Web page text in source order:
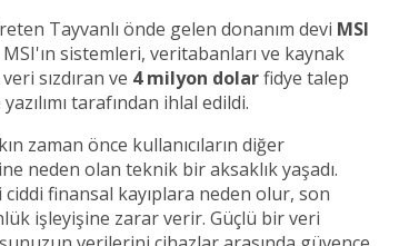
Tayvanlı önde gelen donanım devi MSI
MSI'ın sistemleri, veritabanları ve kaynak
veri sızdıran ve 4 milyon dolarfidye talep
tarafından ihlal edildi.
zaman önce kullanıcıların diğer
neden olan teknik bir aksaklık yaşadı.
finansal kayıplara neden olur, son
işleyişine zarar verir. Güçlü bir veri